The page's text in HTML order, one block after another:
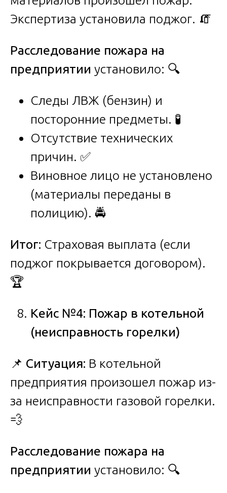
Экспертиза установила поджог. 🧯
Расследование пожара на
предприятии установило: 🔍
Следы ЛВЖ (бензин) и
посторонние предметы. 🧪
Отсутствие технических
причин. ✅
Виновное лицо не установлено
(материалы переданы в
полицию). 🚔
Итог: Страховая выплата (если
поджог покрывается договором).
🏆
Кейс №4: Пожар в котельной
(неисправность горелки)
📌 Ситуация: В котельной
предприятия произошел пожар из-
за неисправности газовой горелки.
💨
Расследование пожара на
предприятии установило: 🔍